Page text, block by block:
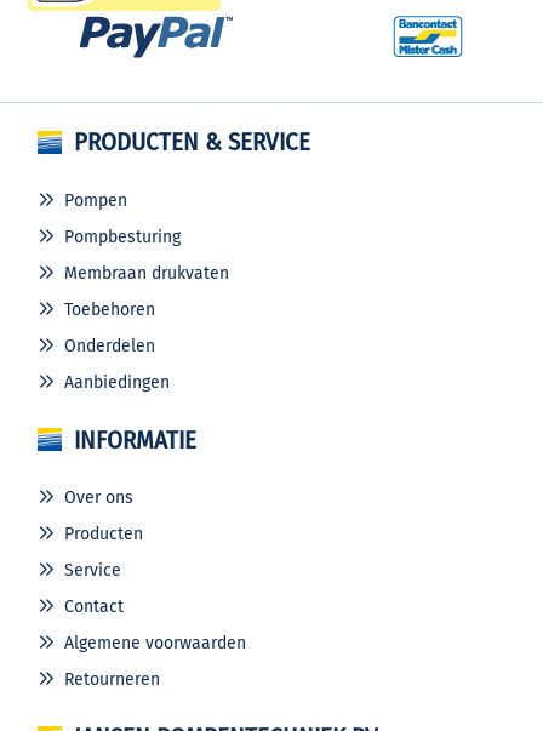
PRODUCTEN & SERVICE
Pompen
Pompbesturing
Membraan drukvaten
Toebehoren
Onderdelen
Aanbiedingen
INFORMATIE
Over ons
Producten
Service
Contact
Algemene voorwaarden
Retourneren